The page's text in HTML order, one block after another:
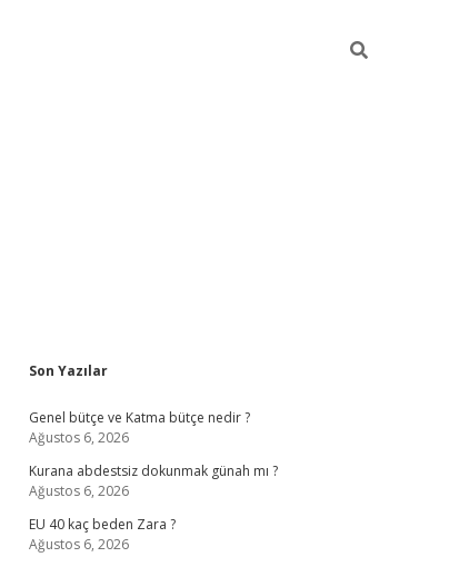
Sidebar
Son Yazılar
Genel bütçe ve Katma bütçe nedir ?
Ağustos 6, 2026
Kurana abdestsiz dokunmak günah mı ?
Ağustos 6, 2026
EU 40 kaç beden Zara ?
Ağustos 6, 2026